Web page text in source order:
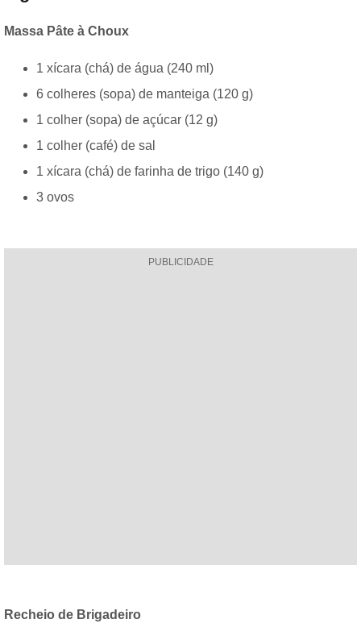
Massa Pâte à Choux
1 xícara (chá) de água (240 ml)
6 colheres (sopa) de manteiga (120 g)
1 colher (sopa) de açúcar (12 g)
1 colher (café) de sal
1 xícara (chá) de farinha de trigo (140 g)
3 ovos
PUBLICIDADE
Recheio de Brigadeiro